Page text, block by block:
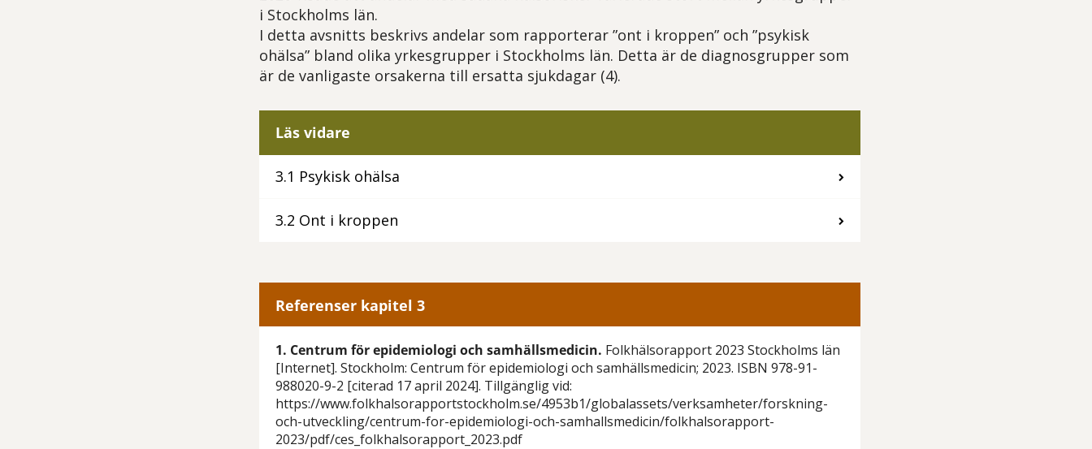
i Stockholms län.
I detta avsnitts beskrivs andelar som rapporterar ”ont i kroppen” och ”psykisk
ohälsa” bland olika yrkesgrupper i Stockholms län. Detta är de diagnosgrupper som
är de vanligaste orsakerna till ersatta sjukdagar (4).
Läs vidare
3.1 Psykisk ohälsa
3.2 Ont i kroppen
Referenser kapitel 3
1. Centrum för epidemiologi och samhällsmedicin. Folkhälsorapport 2023 Stockholms län
[Internet]. Stockholm: Centrum för epidemiologi och samhällsmedicin; 2023. ISBN 978-91-
988020-9-2 [citerad 17 april 2024]. Tillgänglig vid:
https://www.folkhalsorapportstockholm.se/4953b1/globalassets/verksamheter/forskning-
och-utveckling/centrum-for-epidemiologi-och-samhallsmedicin/folkhalsorapport-
2023/pdf/ces_folkhalsorapport_2023.pdf